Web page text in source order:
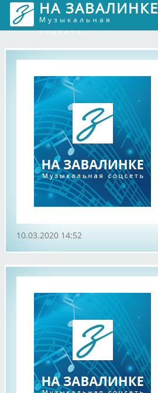
НА ЗАВАЛИНКЕ
Музыкальная
соцсеть
10.03.2020 14:52